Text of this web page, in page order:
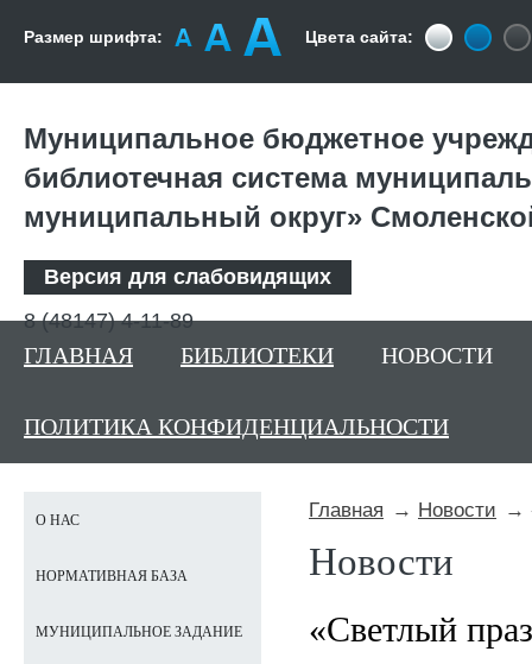
Размер шрифта: Цвета сайта:
Муниципальное бюджетное
библиотечная система
муниципальный округ»
Версия для слабовидящих
8 (48147) 4-11-89
ГЛАВНАЯ БИБЛИОТЕКИ НОВОСТИ
ПОЛИТИКА КОНФИДЕНЦИАЛЬНОСТИ
Главная Новости
Новости
«Светлый
О НАС
НОРМАТИВНАЯ БАЗА
МУНИЦИПАЛЬНОЕ ЗАДАНИЕ